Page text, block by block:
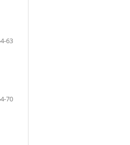
63
70